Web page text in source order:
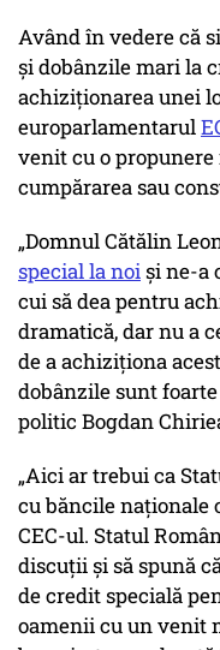
Având în vedere că
și dobânzile mari la
achiziționarea unei
europarlamentarul
venit cu o
cumpărarea sau
„Domnul Cătălin
special la noiși ne-a
cui să dea pentru
dramatică, dar nu a
de a achiziționa
dobânzile sunt
politic Bogdan
„Aici ar trebui ca
cu băncile naționale
CEC-ul. Statul
discuții și să spună
de credit specială
oamenii cu un venit